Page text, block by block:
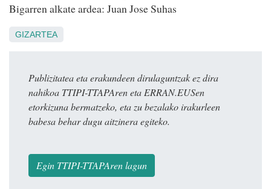
Bigarren alkate ardea: Juan Jose Suhas
GIZARTEA
Publizitatea eta erakundeen dirulaguntzak ez dira
nahikoa TTIPI-TTAPAren eta ERRAN.EUSen
etorkizuna bermatzeko, eta zu bezalako irakurleen
babesa behar dugu aitzinera egiteko.
Egin TTIPI-TTAPAren lagun